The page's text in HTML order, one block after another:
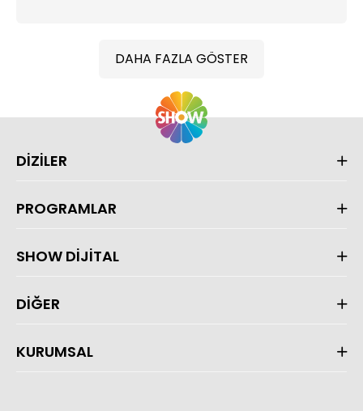
DAHA FAZLA GÖSTER
DİZİLER
PROGRAMLAR
SHOW DİJİTAL
DİĞER
KURUMSAL